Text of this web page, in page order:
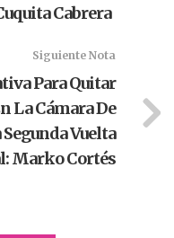
Cabrera
Siguiente Nota
Para Quitar
La Cámara De
Vuelta
Marko Cortés